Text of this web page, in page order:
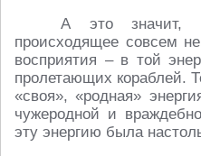
А это значит,
происходящее совсем
восприятия – в той
пролетающих кораблей.
«своя», «родная»
чужеродной и
эту энергию была